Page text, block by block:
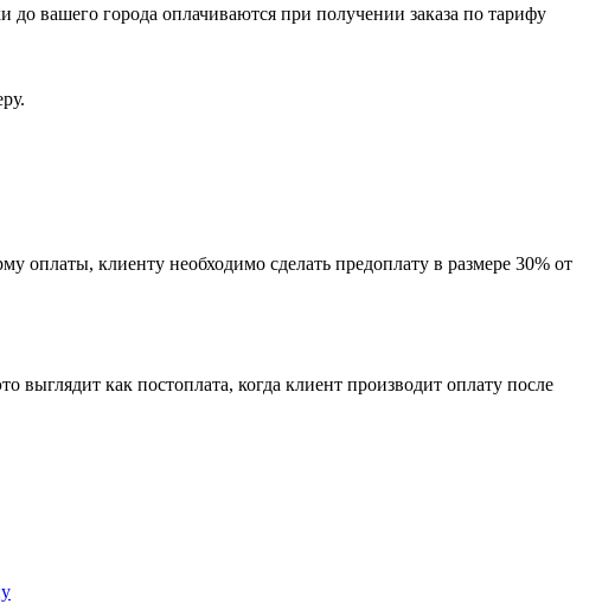
вашего города оплачиваются при получении заказа по тарифу
клиенту необходимо сделать предоплату в размере 30% от
как постоплата, когда клиент производит оплату после